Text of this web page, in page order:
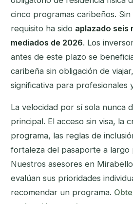
cinco programas caribeños.
requisito ha sido aplazado seis
mediados de 2026. Los
antes de este plazo se
caribeña sin obligación de
significativa para profesionales
La velocidad por sí sola nunca
principal. El acceso sin visa, la
programa, las reglas de
fortaleza del pasaporte a largo
Nuestros asesores en
evalúan sus prioridades
recomendar un programa.